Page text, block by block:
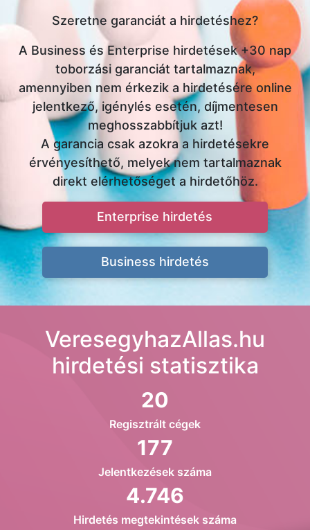
Szeretne garanciát a hirdetéshez?
A Business és Enterprise hirdetések +30 nap
toborzási garanciát tartalmaznak,
amennyiben nem érkezik a hirdetésére online
jelentkező, igénylés esetén, díjmentesen
meghosszabbítjuk azt!
A garancia csak azokra a hirdetésekre
érvényesíthető, melyek nem tartalmaznak
direkt elérhetőséget a hirdetőhöz.
Enterprise hirdetés
Business hirdetés
VeresegyhazAllas.hu
hirdetési statisztika
20
Regisztrált cégek
177
Jelentkezések száma
4.746
Hirdetés megtekintések száma